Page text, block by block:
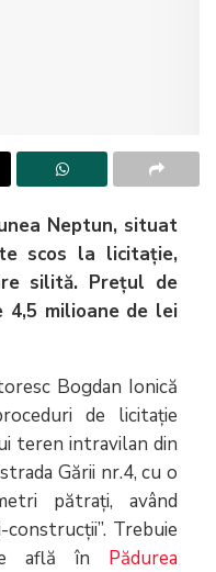
Neptun, situat
scos la licitație,
silită. Prețul de
milioane de lei
Bogdan Ionică
de licitație
teren intravilan din
Gării nr.4, cu o
pătrați, având
Trebuie
află în Pădurea